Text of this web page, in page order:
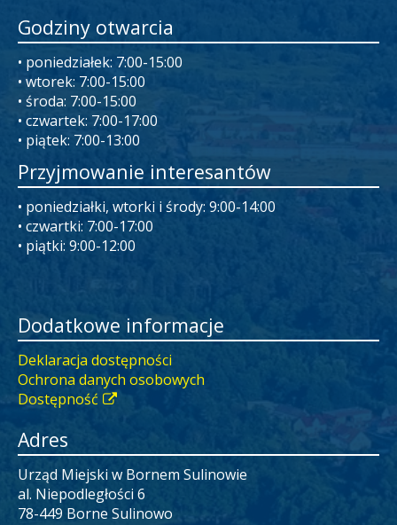
Godziny otwarcia
• poniedziałek: 7:00-15:00
• wtorek: 7:00-15:00
• środa: 7:00-15:00
• czwartek: 7:00-17:00
• piątek: 7:00-13:00
Przyjmowanie interesantów
• poniedziałki, wtorki i środy: 9:00-14:00
• czwartki: 7:00-17:00
• piątki: 9:00-12:00
Dodatkowe informacje
Deklaracja dostępności
Ochrona danych osobowych
Dostępność
Adres
Urząd Miejski w Bornem Sulinowie
al. Niepodległości 6
78-449 Borne Sulinowo